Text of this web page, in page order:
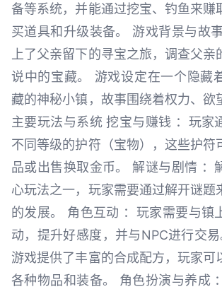
备等系统，并能通过挖宝、钓鱼来赚
买道具和升级装备。 游戏背景与故
上了父亲留下的寻宝之旅，调查父
说中的宝藏。 游戏设定在一个隐藏
藏的神秘小镇，故事围绕着权力、欲
主要玩法与系统 挖宝与赚钱 ：玩家
不同等级的护符（宝物），这些护符
品或出售换取金币。 解谜与剧情 ：
心玩法之一，玩家需要通过解开谜题
的发展。 角色互动 ：玩家需要与镇
动，提升好感度，并与NPC进行交易
游戏提供了丰富的合成配方，玩家可
各种物品和装备。 角色扮演与养成